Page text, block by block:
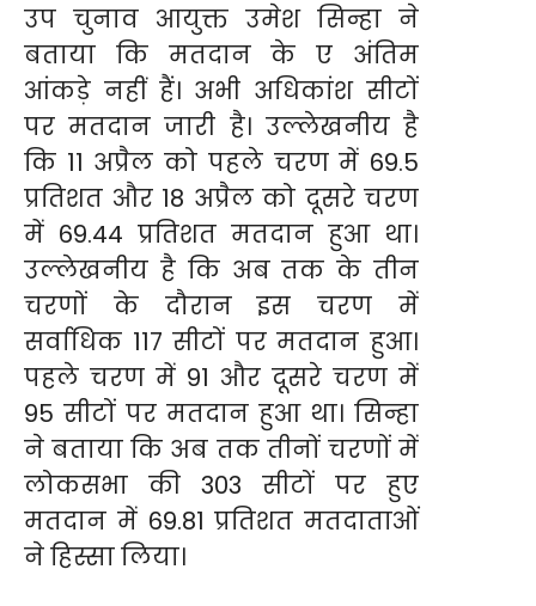
उप चुनाव आयुक्त उमेश सिन्हा ने
बताया कि मतदान के ए अंतिम
आंकड़े नहीं हैं। अभी अधिकांश सीटों
पर मतदान जारी है। उल्लेखनीय है
कि 11 अप्रैल को पहले चरण में 69.5
प्रतिशत और 18 अप्रैल को दूसरे चरण
में 69.44 प्रतिशत मतदान हुआ था।
उल्लेखनीय है कि अब तक के तीन
चरणों के दौरान इस चरण में
सर्वाधिक 117 सीटों पर मतदान हुआ।
पहले चरण में 91 और दूसरे चरण में
95 सीटों पर मतदान हुआ था। सिन्हा
ने बताया कि अब तक तीनों चरणों में
लोकसभा की 303 सीटों पर हुए
मतदान में 69.81 प्रतिशत मतदाताओं
ने हिस्सा लिया।